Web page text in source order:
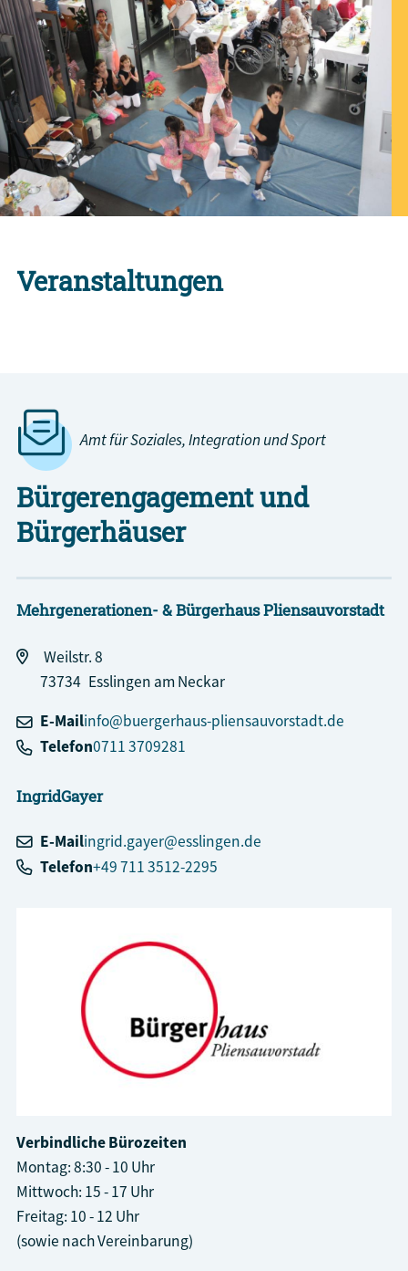
Veranstaltungen
Amt für Soziales, Integration und Sport
Bürgerengagement und
Bürgerhäuser
Mehrgenerationen- & Bürgerhaus Pliensauvorstadt
Weilstr. 8
73734 Esslingen am Neckar
E-Mailinfo@buergerhaus-pliensauvorstadt.de
Telefon0711 3709281
IngridGayer
E-Mailingrid.gayer@esslingen.de
Telefon+49 711 3512-2295
Verbindliche Bürozeiten
Montag: 8:30 - 10 Uhr
Mittwoch: 15 - 17 Uhr
Freitag: 10 - 12 Uhr
(sowie nach Vereinbarung)